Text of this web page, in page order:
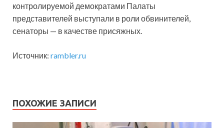
контролируемой демократами Палаты
представителей выступали в роли обвинителей,
сенаторы — в качестве присяжных.
Источник: rambler.ru
ПОХОЖИЕ ЗАПИСИ